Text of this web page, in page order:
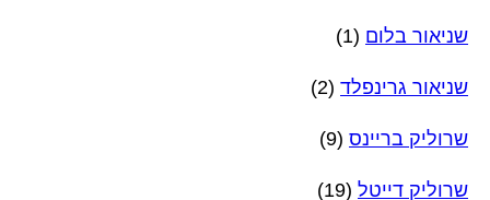
שניאור בלום (1)
שניאור גרינפלד (2)
שרוליק בריינס (9)
שרוליק דייטל (19)